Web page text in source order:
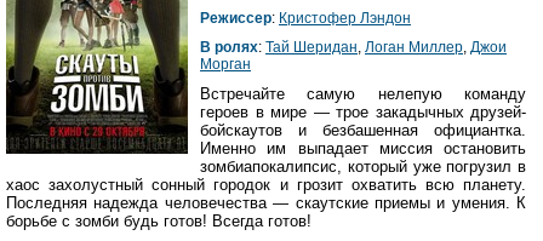
Режиссер: Кристофер Лэндон
В ролях: Тай Шеридан, Логан Миллер, Джои
Морган
Встречайте самую нелепую команду
героев в мире — трое закадычных друзей-
бойскаутов и безбашенная официантка.
Именно им выпадает миссия остановить
зомбиапокалипсис, который уже погрузил в
хаос захолустный сонный городок и грозит охватить всю планету.
Последняя надежда человечества — скаутские приемы и умения. К
борьбе с зомби будь готов! Всегда готов!